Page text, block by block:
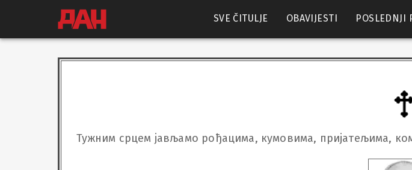
SVE ČITULJE OBAVIJESTI POSLEDNJI
Тужним срцем јављамо рођацима, кумовима, пријатељима,